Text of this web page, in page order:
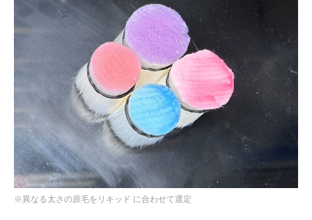
※異なる太さの原毛をリキッド に合わせて選定